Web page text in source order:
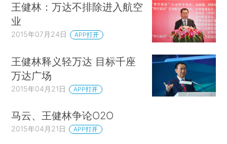
王健林：万达不排除进入航空
业
2015年07月24日 APP打开
王健林释义轻万达 目标千座
万达广场
2015年04月21日 APP打开
马云、王健林争论O2O
2015年04月21日 APP打开